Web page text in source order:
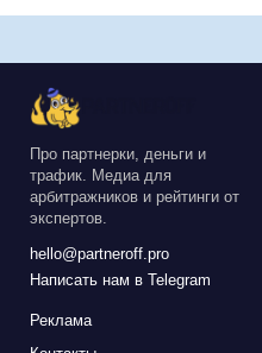
Про партнерки, деньги и
трафик. Медиа для
арбитражников и рейтинги от
экспертов.
hello@partneroff.pro
Написать нам в Telegram
Реклама